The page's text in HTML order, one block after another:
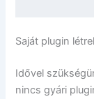
Saját plugin
Idővel
nincs gyári